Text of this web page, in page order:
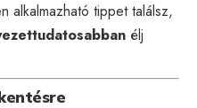
alkalmazható tippet találsz,
élj